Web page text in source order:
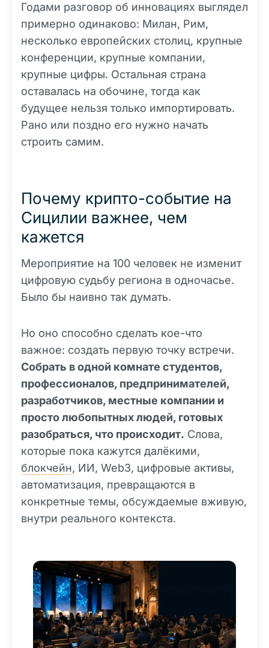
Годами разговор об инновациях выглядел
примерно одинаково: Милан, Рим,
несколько европейских столиц, крупные
конференции, крупные компании,
крупные цифры. Остальная страна
оставалась на обочине, тогда как
будущее нельзя только импортировать.
Рано или поздно его нужно начать
строить самим.
Почему крипто-событие на
Сицилии важнее, чем
кажется
Мероприятие на 100 человек не изменит
цифровую судьбу региона в одночасье.
Было бы наивно так думать.
Но оно способно сделать кое-что
важное: создать первую точку встречи.
Собрать в одной комнате студентов,
профессионалов, предпринимателей,
разработчиков, местные компании и
просто любопытных людей, готовых
разобраться, что происходит. Слова,
которые пока кажутся далёкими,
блокчейн, ИИ, Web3, цифровые активы,
автоматизация, превращаются в
конкретные темы, обсуждаемые вживую,
внутри реального контекста.